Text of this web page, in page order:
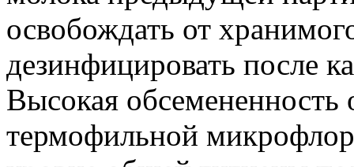
освобождать от
дезинфицировать после
Высокая обсемененность
термофильной